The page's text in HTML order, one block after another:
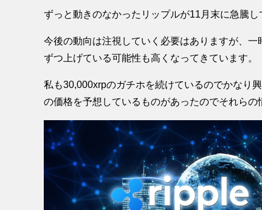
ずっと動きのなかったリップルが11月末に急騰し
今後の動向は注視していく必要はありますが、
ずつ上げている可能性も高くなってきています。
私も30,000xrpのガチホを続けているのでかなり
の価格を予想しているものがあったのでそれらの